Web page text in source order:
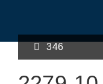
346